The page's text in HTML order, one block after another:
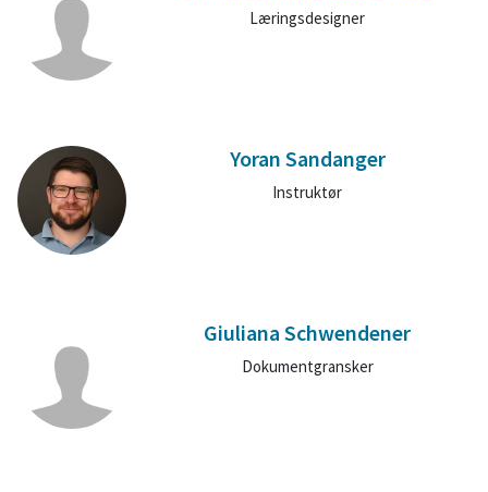
Læringsdesigner
Yoran Sandanger
Instruktør
Giuliana Schwendener
Dokumentgransker